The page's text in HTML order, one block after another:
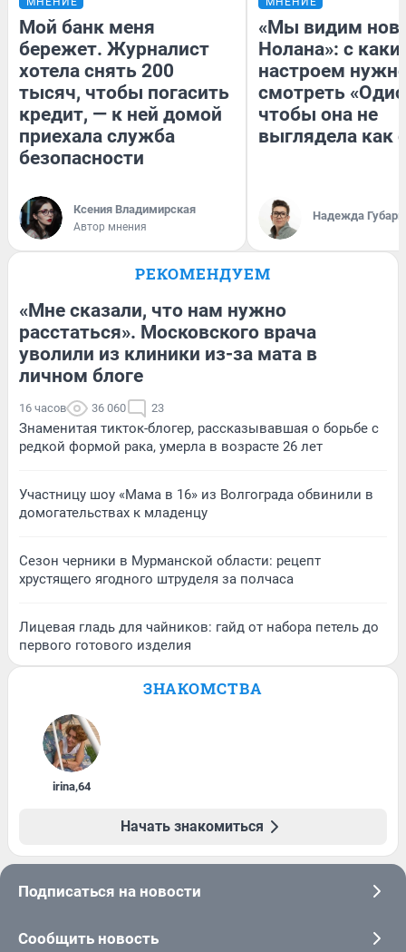
Мой банк меня
бережет. Журналист
хотела снять 200
тысяч, чтобы погасить
кредит, — к ней домой
приехала служба
безопасности
Ксения Владимирская
Автор мнения
«Мы видим
Нолана»: с
настроем
смотреть
чтобы она не
выглядела как
Надежда Губарь
РЕКОМЕНДУЕМ
«Мне сказали, что нам нужно
расстаться». Московского врача
уволили из клиники из-за мата в
личном блоге
16 часов 36 060 23
Знаменитая тикток-блогер, рассказывавшая о борьбе с
редкой формой рака, умерла в возрасте 26 лет
Участницу шоу «Мама в 16» из Волгограда обвинили в
домогательствах к младенцу
Сезон черники в Мурманской области: рецепт
хрустящего ягодного штруделя за полчаса
Лицевая гладь для чайников: гайд от набора петель до
первого готового изделия
ЗНАКОМСТВА
irina,64
Начать знакомиться
Подписаться на новости
Сообщить новость